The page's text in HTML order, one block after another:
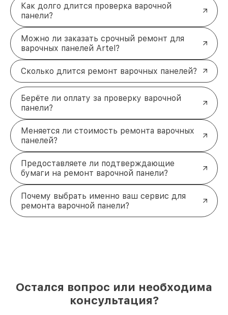
Как долго длится проверка варочной
панели?
Можно ли заказать срочный ремонт для
варочных панелей Artel?
Сколько длится ремонт варочных панелей?
Берёте ли оплату за проверку варочной
панели?
Меняется ли стоимость ремонта варочных
панелей?
Предоставляете ли подтверждающие
бумаги на ремонт варочной панели?
Почему выбрать именно ваш сервис для
ремонта варочной панели?
Остался вопрос или необходима
консультация?